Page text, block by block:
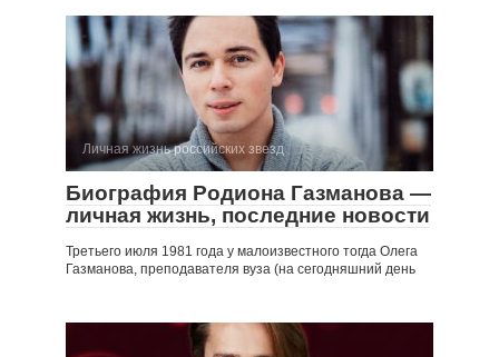
Личная жизнь российских звезд
Биография Родиона Газманова —
личная жизнь, последние новости
Третьего июля 1981 года у малоизвестного тогда Олега
Газманова, преподавателя вуза (на сегодняшний день